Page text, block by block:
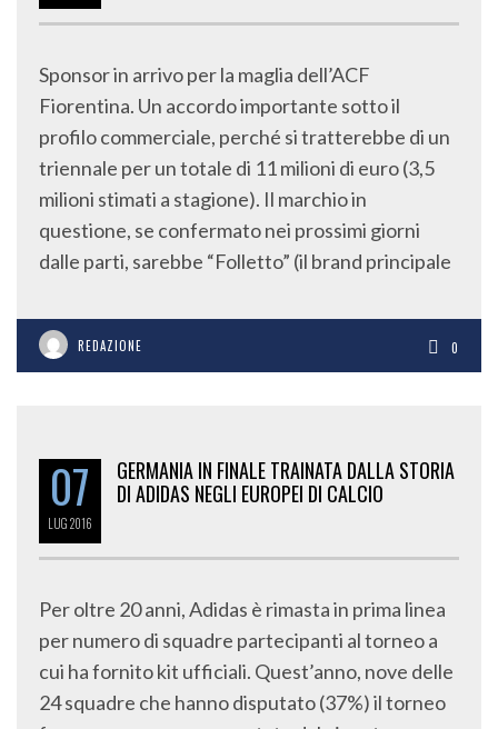
Sponsor in arrivo per la maglia dell’ACF
Fiorentina. Un accordo importante sotto il
profilo commerciale, perché si tratterebbe di un
triennale per un totale di 11 milioni di euro (3,5
milioni stimati a stagione). Il marchio in
questione, se confermato nei prossimi giorni
dalle parti, sarebbe “Folletto” (il brand principale
REDAZIONE 0
07
LUG2016
GERMANIA IN FINALE TRAINATA DALLA STORIA
DI ADIDAS NEGLI EUROPEI DI CALCIO
Per oltre 20 anni, Adidas è rimasta in prima linea
per numero di squadre partecipanti al torneo a
cui ha fornito kit ufficiali. Quest’anno, nove delle
24 squadre che hanno disputato (37%) il torneo